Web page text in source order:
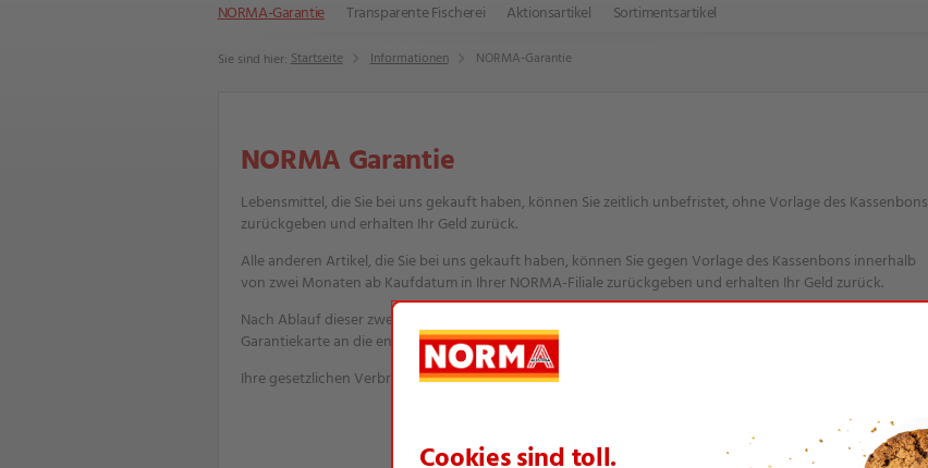
NORMA-Garantie Transparente Fischerei Aktionsartikel Sortimentsartikel
Sie sind hier: Startseite Informationen NORMA-Garantie
NORMA Garantie
Lebensmittel, die Sie bei uns gekauft haben, können Sie zeitlich unbefristet, ohne Vorlage des Kassenbons
zurückgeben und erhalten Ihr Geld zurück.
Alle anderen Artikel, die Sie bei uns gekauft haben, können Sie gegen Vorlage des Kassenbons innerhalb
von zwei Monaten ab Kaufdatum in Ihrer NORMA-Filiale zurückgeben und erhalten Ihr Geld zurück.
Nach Ablauf dieser zwei-monatigen NORMA-Garantie können Sie sich jederzeit mit Kassenbon und
Garantiekarte an die entsprechende Hotline bzw. den Kunden- und Reparaturservice wenden.
Ihre gesetzlichen Verbraucherrechte gelten selbstverständlich uneingeschränkt.